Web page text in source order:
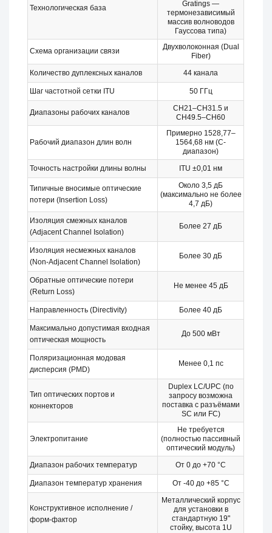
Технологическая база
Gratings —
термонезависимый
массив волноводов
Гауссова типа)
Схема организации связи
Двухволоконная (Dual
Fiber)
Количество дуплексных каналов
44 канала
Шаг частотной сетки ITU 50 ГГц
Диапазоны рабочих каналов
CH21–CH31.5 и
CH49.5–CH60
Рабочий диапазон длин волн
Примерно 1528,77–
1564,68 нм (C-
диапазон)
Точность настройки длины волны
ITU ±0,01 нм
Типичные вносимые оптические
потери (Insertion Loss)
Около 3,5 дБ
(максимально не более
4,7 дБ)
Изоляция смежных каналов
(Adjacent Channel Isolation)
Более 27 дБ
Изоляция несмежных каналов
(Non-Adjacent Channel Isolation)
Более 30 дБ
Обратные оптические потери
(Return Loss)
Не менее 45 дБ
Направленность (Directivity) Более 40 дБ
Максимально допустимая входная
оптическая мощность
До 500 мВт
Поляризационная модовая
дисперсия (PMD)
Менее 0,1 пс
Тип оптических портов и
коннекторов
Duplex LC/UPC (по
запросу возможна
поставка с разъёмами
SC или FC)
Электропитание
Не требуется
(полностью пассивный
оптический модуль)
Диапазон рабочих температур
От 0 до +70 °C
Диапазон температур хранения От -40 до +85 °C
Конструктивное исполнение /
форм-фактор
Металлический корпус
для установки в
стандартную 19"
стойку, высота 1U